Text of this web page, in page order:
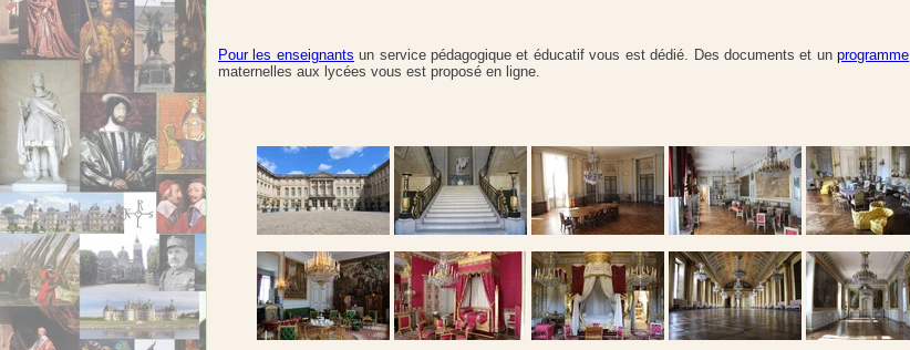
Pour les enseignants un service pédagogique et éducatif vous est dédié. Des documents et unprogramme
maternelles aux lycées vous est proposé en ligne.